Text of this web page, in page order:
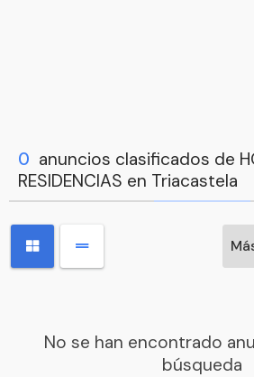
0 anuncios clasificados de
RESIDENCIAS en Triacastela
No se han encontrado
búsqueda